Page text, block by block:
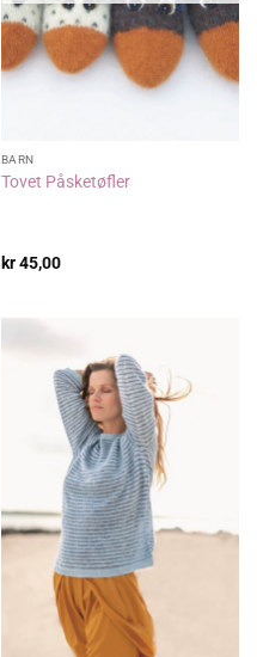
BARN
Tovet Påsketøfler
kr45,00